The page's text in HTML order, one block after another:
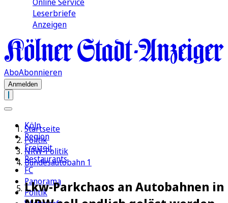
Leserbriefe
Anzeigen
AboAbonnieren
Anmelden
Köln
Region
Freizeit
Restaurants
FC
Panorama
Politik
Startseite
Politik
NRW-Politik
Bundesautobahn 1
Lkw-Parkchaos an Autobahnen in